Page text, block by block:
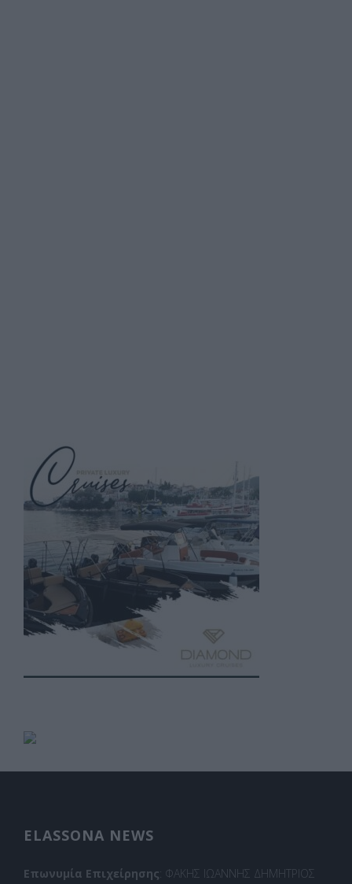
ELASSONA NEWS
Επωνυμία Επιχείρησης: ΦΑΚΗΣ ΙΩΑΝΝΗΣ ΔΗΜΗΤΡΙΟΣ